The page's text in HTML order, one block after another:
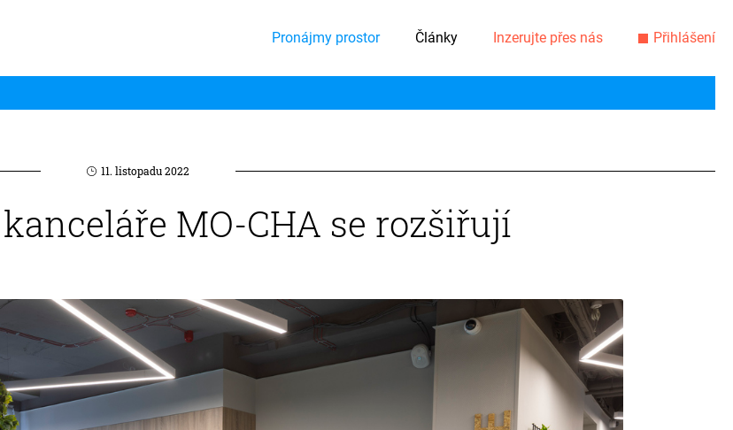
Pronájmy prostor Články Inzerujte přes nás Přihlášení
11. listopadu 2022
MO-CHA se rozšiřují